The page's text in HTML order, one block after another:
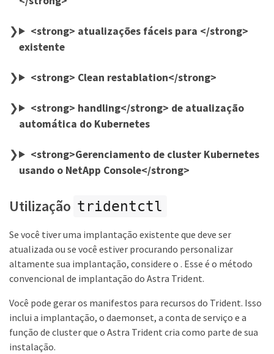
<strong> atualizações fáceis para </strong>
existente
<strong> Clean restablation</strong>
<strong> handling</strong> de atualização
automática do Kubernetes
<strong>Gerenciamento de cluster Kubernetes
usando o NetApp Console</strong>
Utilização tridentctl
Se você tiver uma implantação existente que deve ser
atualizada ou se você estiver procurando personalizar
altamente sua implantação, considere o . Esse é o método
convencional de implantação do Astra Trident.
Você pode gerar os manifestos para recursos do Trident. Isso
inclui a implantação, o daemonset, a conta de serviço e a
função de cluster que o Astra Trident cria como parte de sua
instalação.